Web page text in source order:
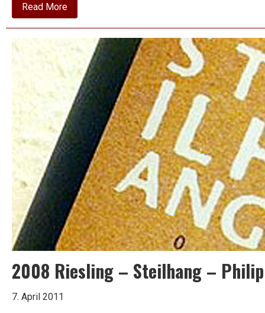
Read Moreabout
2009
Verdejo
Senorio
de
Garci
Grande
Rueda
2008 Riesling – Steilhang –
7. April 2011